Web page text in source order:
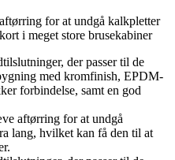
for at undgå kalkpletter
i meget store brusekabiner
der passer til de
med kromfinish, EPDM-
forbindelse, samt en god
aftørring for at undgå
lang, hvilket kan få den til at